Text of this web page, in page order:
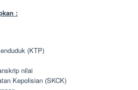
:
(KTP)
nilai
Kepolisian (SKCK)